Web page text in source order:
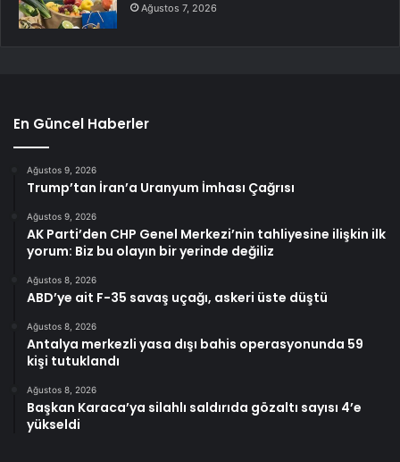
Ağustos 7, 2026
En Güncel Haberler
Ağustos 9, 2026
Trump’tan İran’a Uranyum İmhası Çağrısı
Ağustos 9, 2026
AK Parti’den CHP Genel Merkezi’nin tahliyesine ilişkin ilk
yorum: Biz bu olayın bir yerinde değiliz
Ağustos 8, 2026
ABD’ye ait F-35 savaş uçağı, askeri üste düştü
Ağustos 8, 2026
Antalya merkezli yasa dışı bahis operasyonunda 59
kişi tutuklandı
Ağustos 8, 2026
Başkan Karaca’ya silahlı saldırıda gözaltı sayısı 4’e
yükseldi